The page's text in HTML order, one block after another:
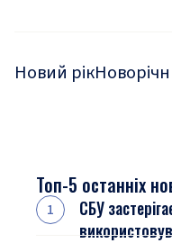
Новий рік
Топ-5 останніх
СБУ